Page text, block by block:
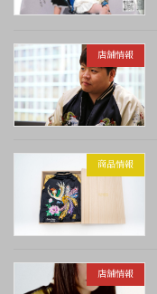
店舗情報
商品情報
店舗情報